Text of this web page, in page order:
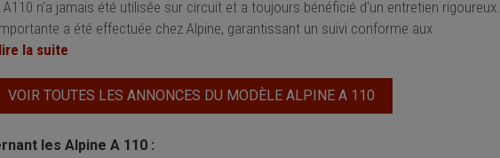
n'a jamais été utilisée sur circuit et a toujours bénéficié d'un entretien rigoureux.
a été effectuée chez Alpine, garantissant un suivi conforme aux
la suite
VOIR TOUTES LES ANNONCES DU MODÈLE ALPINE A 110
les Alpine A 110 :